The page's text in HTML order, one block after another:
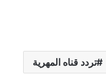
تردد قناه المهرية